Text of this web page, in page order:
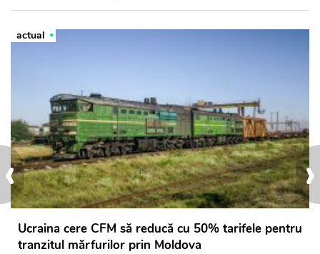
›
‹
actual
Ucraina cere CFM să reducă cu 50% tarifele pentru
tranzitul mărfurilor prin Moldova